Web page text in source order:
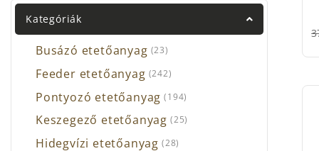
Kategóriák
Busázó etetőanyag (23)
Feeder etetőanyag (242)
Pontyozó etetőanyag (194)
Keszegező etetőanyag (25)
Hidegvízi etetőanyag (28)
A